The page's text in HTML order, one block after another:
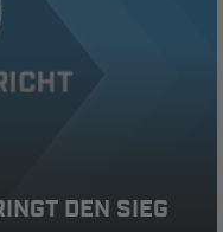
DEN SIEG